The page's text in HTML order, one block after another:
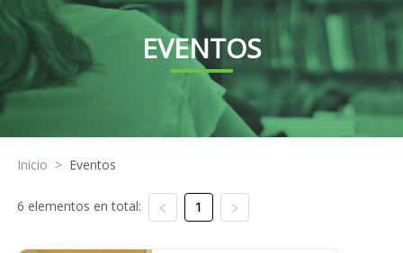
EVENTOS
Inicio > Eventos
6 elementos en total: 1